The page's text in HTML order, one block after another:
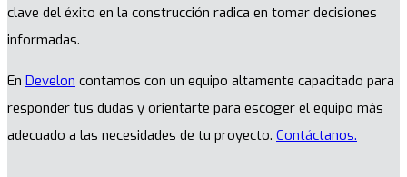
clave del éxito en la construcción radica en tomar decisiones
informadas.
En Develon contamos con un equipo altamente capacitado para
responder tus dudas y orientarte para escoger el equipo más
adecuado a las necesidades de tu proyecto. Contáctanos.